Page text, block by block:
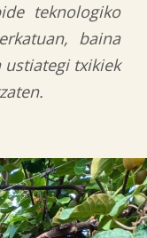
teknologiko
baina
ustiategi txikiek